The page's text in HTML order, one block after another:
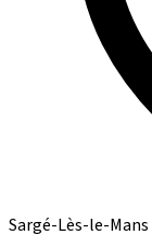
Sargé-Lès-le-Mans